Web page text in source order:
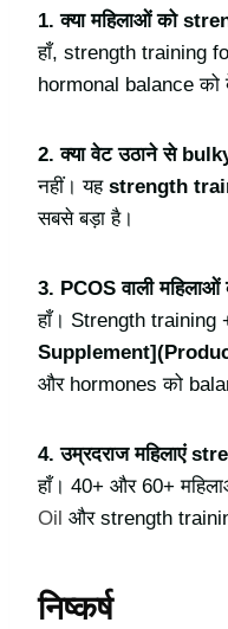
1. क्या महिलाओं को
हाँ, strength training
hormonal balance को
2. क्या वेट उठाने से
नहीं। यह strength
सबसे बड़ा है।
3. PCOS वाली महिलाओं
हाँ। Strength training
और hormones को
4. उम्रदराज महिलाएं
हाँ। 40+ और 60+
Oil और strength
निष्कर्ष